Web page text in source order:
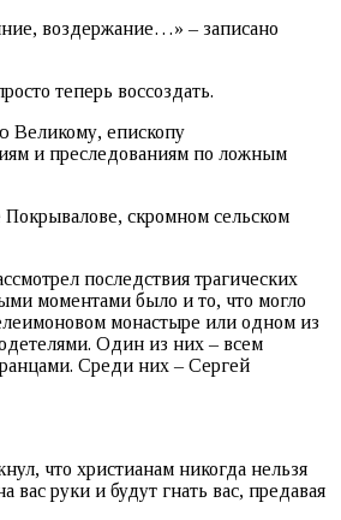
воздержание…» – записано
теперь воссоздать.
Великому, епископу
и преследованиям по ложным
скромном сельском
последствия трагических
моментами было и то, что могло
монастыре или одном из
Один из них – всем
Среди них – Сергей
что христианам никогда нельзя
руки и будут гнать вас, предавая